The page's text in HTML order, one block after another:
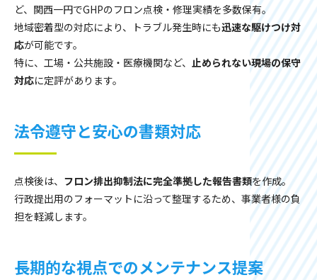
ど、関西一円でGHPのフロン点検・修理実績を多数保有。
地域密着型の対応により、トラブル発生時にも迅速な駆けつけ対
応が可能です。
特に、工場・公共施設・医療機関など、 止められない現場の保守
対応に定評があります。
法令遵守と安心の書類対応
点検後は、 フロン排出抑制法に完全準拠した報告書類を作成。
行政提出用のフォーマットに沿って整理するため、事業者様の負
担を軽減します。
長期的な視点でのメンテナンス提案